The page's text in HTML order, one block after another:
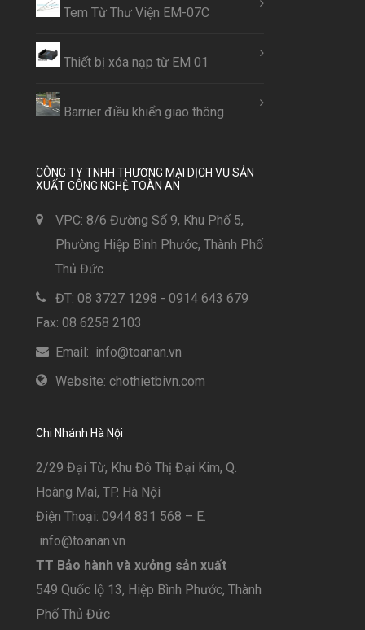
Tem Từ Thư Viện EM-07C
Thiết bị xóa nạp từ EM 01
Barrier điều khiển giao thông
CÔNG TY TNHH THƯƠNG MẠI DỊCH VỤ SẢN
XUẤT CÔNG NGHỆ TOÀN AN
VPC: 8/6 Đường Số 9, Khu Phố 5,
Phường Hiệp Bình Phước, Thành Phố
Thủ Đức
ĐT: 08 3727 1298 - 0914 643 679
Fax: 08 6258 2103
Email: info@toanan.vn
Website: chothietbivn.com
Chi Nhánh Hà Nội
2/29 Đại Từ, Khu Đô Thị Đại Kim, Q.
Hoàng Mai, TP. Hà Nội
Điện Thoại: 0944 831 568 – E.
info@toanan.vn
TT Bảo hành và xưởng sản xuất
549 Quốc lộ 13, Hiệp Bình Phước, Thành
Phố Thủ Đức